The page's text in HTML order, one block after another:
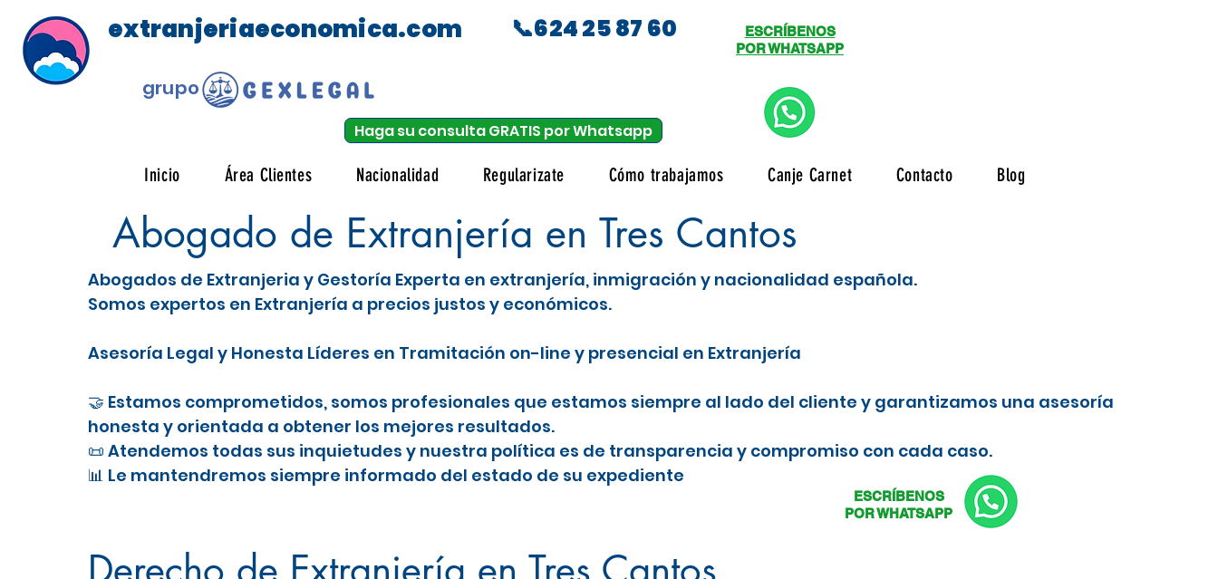
extranjeriaeconomica.com
grupo
📞624 25 87 60
Haga su consulta GRATIS por Whatsapp
ESCRÍBENOS
POR WHATSAPP
Inicio Área Clientes Nacionalidad Regularizate Cómo trabajamos Canje Carnet Contacto Blog
Abogado de Extranjería en Tres Cantos
Abogados de Extranjeria y Gestoría Experta en extranjería, inmigración y nacionalidad española.
Somos expertos en Extranjería a precios justos y económicos.
Asesoría Legal y Honesta Líderes en Tramitación on-line y presencial en Extranjería
🤝 Estamos comprometidos, somos profesionales que estamos siempre al lado del cliente y garantizamos una asesoría
honesta y orientada a obtener los mejores resultados.
📜 Atendemos todas sus inquietudes y nuestra política es de transparencia y compromiso con cada caso.
📊 Le mantendremos siempre informado del estado de su expediente
ESCRÍBENOS
POR WHATSAPP